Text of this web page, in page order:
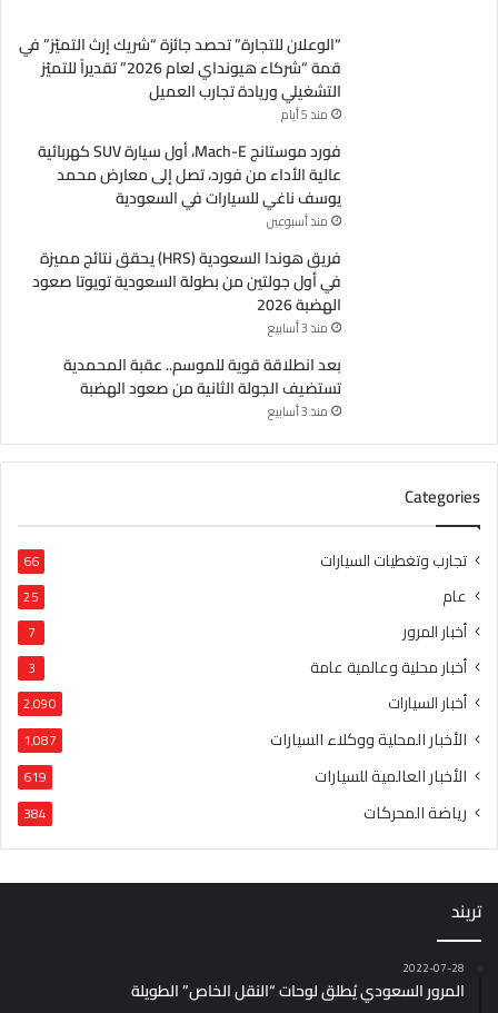
“الوعلان للتجارة” تحصد جائزة “شريك إرث التميّز” في
قمة “شركاء هيونداي لعام 2026” تقديراً للتميّز
التشغيلي وريادة تجارب العميل
منذ 5 أيام
فورد موستانج Mach-E، أول سيارة SUV كهربائية
عالية الأداء من فورد، تصل إلى معارض محمد
يوسف ناغي للسيارات في السعودية
منذ أسبوعين
فريق هوندا السعودية (HRS) يحقق نتائج مميزة
في أول جولتين من بطولة السعودية تويوتا صعود
الهضبة 2026
منذ 3 أسابيع
بعد انطلاقة قوية للموسم.. عقبة المحمدية
تستضيف الجولة الثانية من صعود الهضبة
منذ 3 أسابيع
Categories
تجارب وتغطيات السيارات 66
عام 25
أخبار المرور 7
أخبار محلية وعالمية عامة 3
أخبار السيارات 2٬090
الأخبار المحلية ووكلاء السيارات 1٬087
الأخبار العالمية للسيارات 619
رياضة المحركات 384
تريند
2022-07-28
المرور السعودي يُطلق لوحات “النقل الخاص” الطويلة